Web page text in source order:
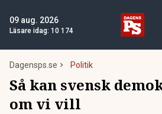
09 aug. 2026
Läsare idag: 10 174
Dagensps.se Politik
Så kan svensk
om vi vill